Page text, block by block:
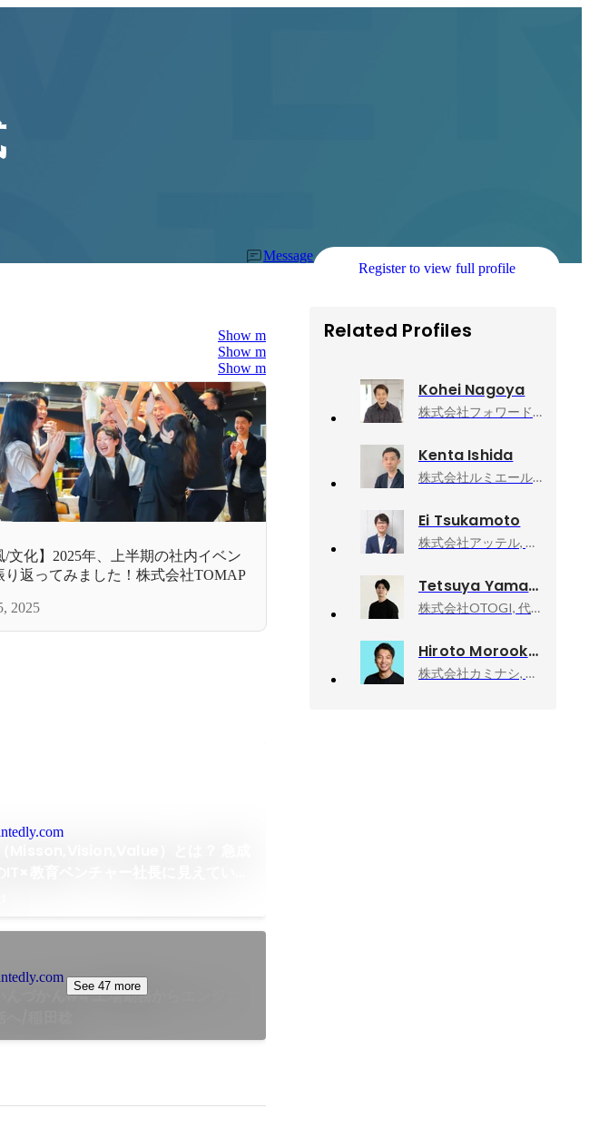
Message
Register to view full profile
Show more
Show more
Show more
/文化】2025年、上半期の社内イベン
り返ってみました！株式会社TOMAP
2025
んづかん#4 工場勤務からエンジニ
See 47 more
Related Profiles
Kohei Nagoya
株式会社フォワード, 代表取締役社長
Kenta Ishida
株式会社ルミエール, 取締役
Ei Tsukamoto
株式会社アッテル, 代表取締役
Tetsuya Yamamoto
株式会社OTOGI, 代表取締役
Hiroto Morooka
株式会社カミナシ, 代表取締役